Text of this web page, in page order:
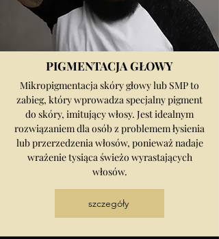
PIGMENTACJA GŁOWY
Mikropigmentacja skóry głowy lub SMP to
zabieg, który wprowadza specjalny pigment
do skóry, imitujący włosy. Jest idealnym
rozwiązaniem dla osób z problemem łysienia
lub przerzedzenia włosów, ponieważ nadaje
wrażenie tysiąca świeżo wyrastających
włosów.
szczegóły